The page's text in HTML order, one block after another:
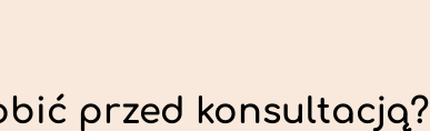
przed konsultacją?